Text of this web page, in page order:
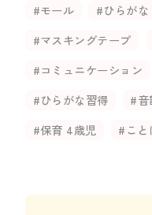
#モール #ひらが
#マスキングテープ
#コミュニケーション
#ひらがな習得
#音
#保育 4歳児
#こと